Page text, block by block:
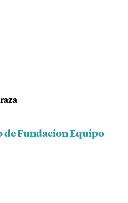
de Fundacion Equipo